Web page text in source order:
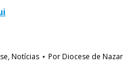
,Notícias PorDiocese de